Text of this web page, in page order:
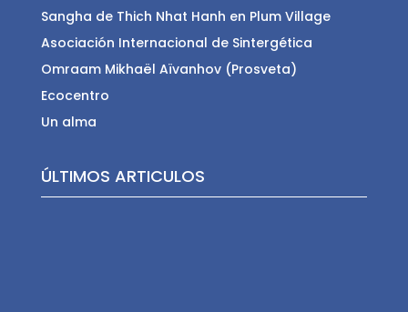
Sangha de Thich Nhat Hanh en Plum Village
Asociación Internacional de Sintergética
Omraam Mikhaël Aïvanhov (Prosveta)
Ecocentro
Un alma
ÚLTIMOS ARTICULOS